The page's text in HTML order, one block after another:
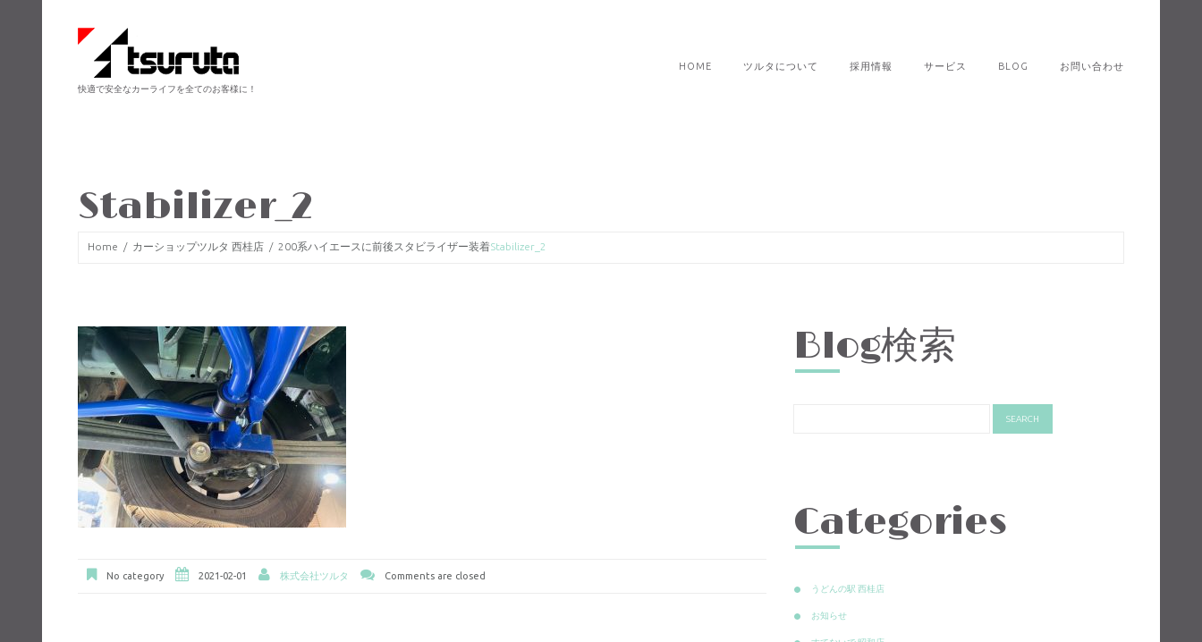
快適で安全なカーライフを全てのお客様に！
HOME ツルタについて 採用情報 サービス BLOG お問い合わせ
Stabilizer_2
Home カーショップツルタ 西桂店 200系ハイエースに前後スタビライザー装着Stabilizer_2
No category 2021-02-01 株式会社ツルタ Comments are closed
Blog検索
Categories
うどんの駅 西桂店
お知らせ